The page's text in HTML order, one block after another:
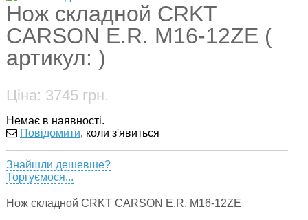
Нож складной CRKT
CARSON E.R. M16-12ZE (
артикул: )
Ціна: 3745 грн.
Немає в наявності.
Повідомити, коли з'явиться
Знайшли дешевше?
Торгуємося...
Нож складной CRKT CARSON E.R. M16-12ZE